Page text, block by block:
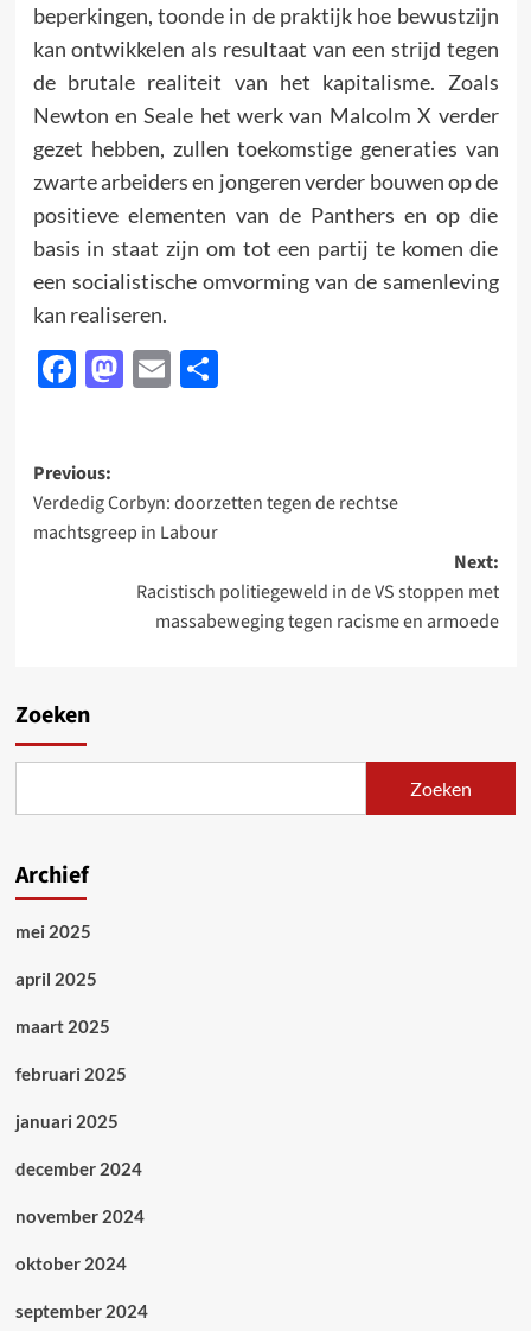
beperkingen, toonde in de praktijk hoe bewustzijn
kan ontwikkelen als resultaat van een strijd tegen
de brutale realiteit van het kapitalisme. Zoals
Newton en Seale het werk van Malcolm X verder
gezet hebben, zullen toekomstige generaties van
zwarte arbeiders en jongeren verder bouwen op de
positieve elementen van de Panthers en op die
basis in staat zijn om tot een partij te komen die
een socialistische omvorming van de samenleving
kan realiseren.
Facebook
Mastodon
EmailDelen
Post
navigation
Previous:
Verdedig Corbyn: doorzetten tegen de rechtse
machtsgreep in Labour
Next:
Racistisch politiegeweld in de VS stoppen met
massabeweging tegen racisme en armoede
Zoeken
Zoeken
Archief
mei 2025
april 2025
maart 2025
februari 2025
januari 2025
december 2024
november 2024
oktober 2024
september 2024